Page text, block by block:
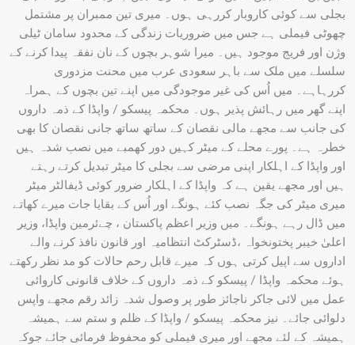
بجلی سے کوئی کاروبار کررہی ہوں۔ میری تین ممبران پر مشتمل
چھوٹی فیملی ہے جس میں ضروریات زندگی کے محدود سامان ٹیلی
وژن اور فریج موجود ہیں۔ میرا شوہر بچوں کے نان نفقہ پیدا کرنے کے
سلسلے میں ملک سے باہر سعودی عرب میں محنت مزدوری
کررہاہے۔ میں اُس کی غیر موجودگی میں اپنے تین بچوں کے ہمراہ
اپنے گھر میں رہائش پذیر ہوں۔ محکمہ پیسکو / واپڈا کے ذمہ داروں
کی جانب سے مجھے مالی نقصان کے ساتھ ساتھ جانی نقصان کا بھی
خطرہ ہے۔ پورے محلے کے میٹر کہیں دور کھمبے میں نصب شدہ ہیں
اور واپڈا کے اہلکار اپنی مرضی سے بجلی کا میٹر تبدیل کرتے رہتے
ہیں اور مجھے یقین ہے کہ واپڈا کے اہلکار ضرور کوئی ڈیفالٹر میٹر
میری میٹر کی جگہ نصب کئے ہونگے اور اُس کے بقایا جات میرے کھاتے
میں ڈال رہے ہونگے۔ میں وزیر اعظم پاکستان ، چےئرمین واپڈا، وزیر
اعلیٰ خیبر پختونخواہ ،ڈسٹرکٹ انتظامیہ اور قانون نافذ کرنے والے
اداروں سے اپیل کرتی ہوں کہ میرے قابل رحم حالات کو مد نظر رکھتے
ہوئے محکمہ واپڈا / پیسکو کے ذمہ داروں کے خلاف قانونی کاروائی
عمل میں لائی جاکر ناجائز طور پر وصول شدہ زائد رقم مجھے واپس
دلوائی جائے۔ نیز محکمہ پیسکو / واپڈا کے ظلم و ستم سے ہمیشہ
ہمیشہ کے لئے مجھے اور میری فیملی کو محفوظ فرمائی جائے جوکہ